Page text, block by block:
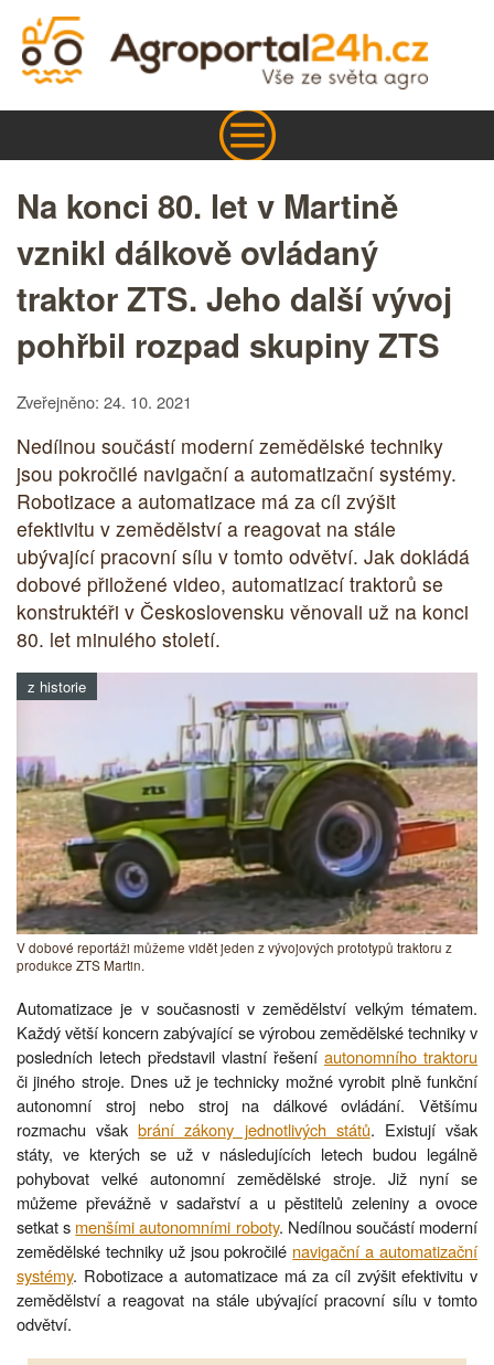
Na konci 80. let v Martině
vznikl dálkově ovládaný
traktor ZTS. Jeho další vývoj
pohřbil rozpad skupiny ZTS
Zveřejněno: 24. 10. 2021
Nedílnou součástí moderní zemědělské techniky
jsou pokročilé navigační a automatizační systémy.
Robotizace a automatizace má za cíl zvýšit
efektivitu v zemědělství a reagovat na stále
ubývající pracovní sílu v tomto odvětví. Jak dokládá
dobové přiložené video, automatizací traktorů se
konstruktéři v Československu věnovali už na konci
80. let minulého století.
z historie
V dobové reportáži můžeme vidět jeden z vývojových prototypů traktoru z
produkce ZTS Martin.
Automatizace je v současnosti v zemědělství velkým tématem.
Každý větší koncern zabývající se výrobou zemědělské techniky v
posledních letech představil vlastní řešení autonomního traktoru
či jiného stroje. Dnes už je technicky možné vyrobit plně funkční
autonomní stroj nebo stroj na dálkové ovládání. Většímu
rozmachu všakbrání zákony jednotlivých států. Existují však
státy, ve kterých se už v následujících letech budou legálně
pohybovat velké autonomní zemědělské stroje. Již nyní se
můžeme převážně v sadařství a u pěstitelů zeleniny a ovoce
setkat s menšími autonomními roboty. Nedílnou součástí moderní
zemědělské techniky už jsou pokročilé navigační a automatizační
systémy. Robotizace a automatizace má za cíl zvýšit efektivitu v
zemědělství a reagovat na stále ubývající pracovní sílu v tomto
odvětví.